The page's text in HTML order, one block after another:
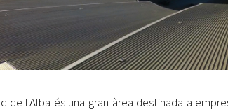
de l'Alba és una gran àrea destinada a